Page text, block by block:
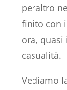
peraltro
finito con
ora, quasi
casualità.
Vediamo